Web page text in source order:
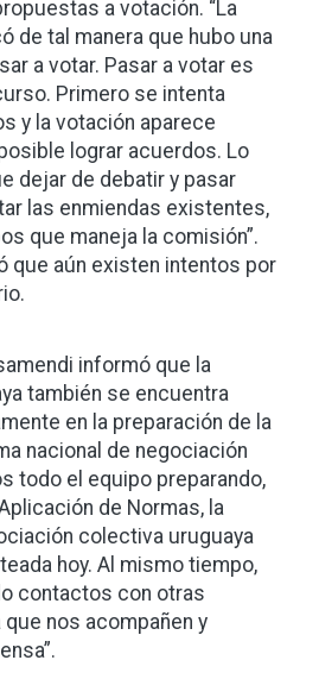
a votación. “La
de tal manera que hubo una
a votar. Pasar a votar es
Primero se intenta
y la votación aparece
lograr acuerdos. Lo
dejar de debatir y pasar
las enmiendas existentes,
que maneja la comisión”.
que aún existen intentos por
informó que la
también se encuentra
en la preparación de la
nacional de negociación
todo el equipo preparando,
de Normas, la
colectiva uruguaya
hoy. Al mismo tiempo,
contactos con otras
nos acompañen y